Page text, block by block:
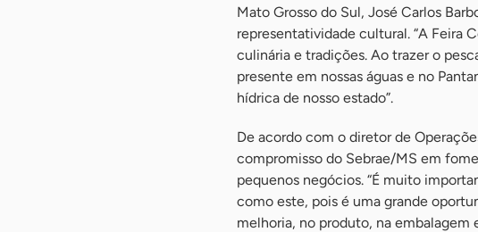
Mato Grosso do Sul, José Carlos
representatividade cultural. “A Feira
culinária e tradições. Ao trazer o
presente em nossas águas e no
hídrica de nosso estado”.
De acordo com o diretor de
compromisso do Sebrae/MS em
pequenos negócios. “É muito
como este, pois é uma grande
melhoria, no produto, na